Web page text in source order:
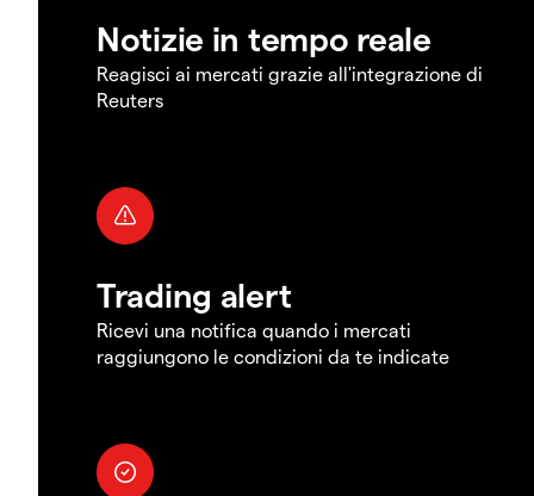
Notizie in tempo reale
Reagisci ai mercati grazie all'integrazione di
Reuters
Trading alert
Ricevi una notifica quando i mercati
raggiungono le condizioni da te indicate